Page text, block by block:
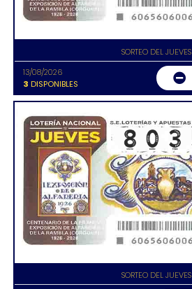
SORTEO DEL JUEVES
13/08/2026
3 DISPONIBLES
SORTEO DEL JUEVES